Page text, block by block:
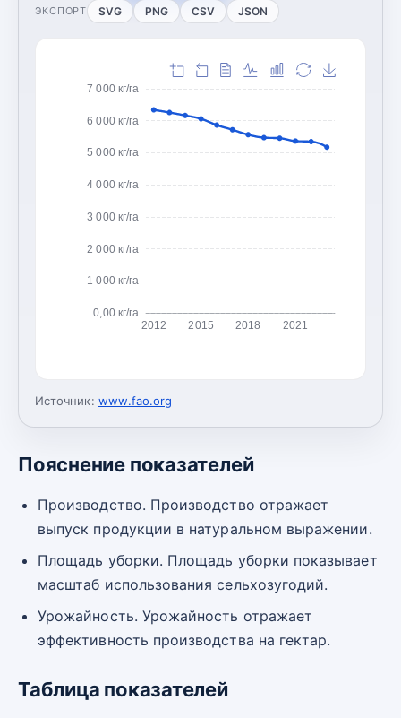
ЭКСПОРТ SVG PNG CSV JSON
0,00 кг/га
1 000 кг/га
2 000 кг/га
3 000 кг/га
4 000 кг/га
5 000 кг/га
6 000 кг/га
7 000 кг/га
2012 2015 2018 2021
Источник: www.fao.org
Пояснение показателей
Производство. Производство отражает
выпуск продукции в натуральном выражении.
Площадь уборки. Площадь уборки показывает
масштаб использования сельхозугодий.
Урожайность. Урожайность отражает
эффективность производства на гектар.
Таблица показателей